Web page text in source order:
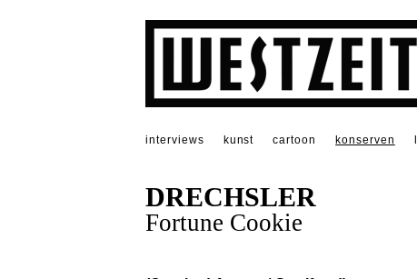
interviews kunst cartoon konserven
DRECHSLER
Fortune Cookie